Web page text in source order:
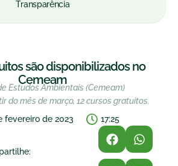
Transparência
são disponibilizados no
Cemeam
Estudos Ambientais (Cemeam)
do mês de março, 12 cursos gratuitos.
fevereiro de 2023
17:25